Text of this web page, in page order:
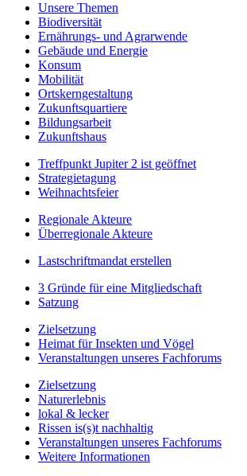
Unsere Themen
Biodiversität
Ernährungs- und Agrarwende
Gebäude und Energie
Konsum
Mobilität
Ortskerngestaltung
Zukunftsquartiere
Bildungsarbeit
Zukunftshaus
Treffpunkt Jupiter 2 ist geöffnet
Strategietagung
Weihnachtsfeier
Regionale Akteure
Überregionale Akteure
Lastschriftmandat erstellen
3 Gründe für eine Mitgliedschaft
Satzung
Zielsetzung
Heimat für Insekten und Vögel
Veranstaltungen unseres Fachforums
Zielsetzung
Naturerlebnis
lokal & lecker
Rissen is(s)t nachhaltig
Veranstaltungen unseres Fachforums
Weitere Informationen